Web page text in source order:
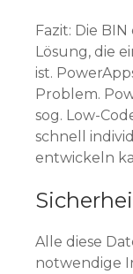
Fazit: Die
Lösung, die
ist.
Problem.
sog. Low-
schnell
entwickeln
Alle diese
notwendige